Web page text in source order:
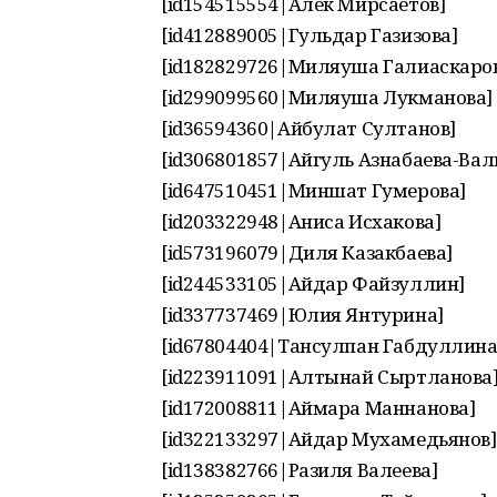
[id412889005|Гульдар Газизова]
[id182829726|Миляуша
[id299099560|Миляуша Лукманова]
[id36594360|Айбулат Султанов]
[id306801857|Айгуль Азнабаева-
[id647510451|Миншат Гумерова]
[id203322948|Аниса Исхакова]
[id573196079|Диля Казакбаева]
[id244533105|Айдар Файзуллин]
[id337737469|Юлия Янтурина]
[id67804404|Тансулпан
[id223911091|Алтынай Сыртланова]
[id172008811|Аймара Маннанова]
[id322133297|Айдар Мухамедьянов]
[id138382766|Разиля Валеева]